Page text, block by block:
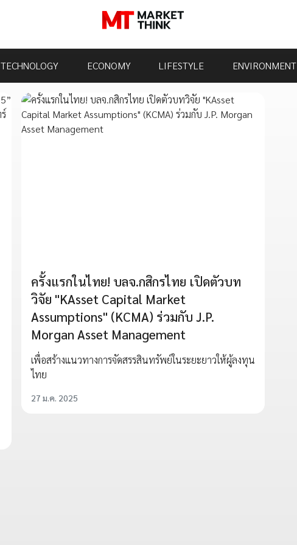
TECHNOLOGY ECONOMY LIFESTYLE ENVIRONMENT
ครั้งแรกในไทย! บลจ.กสิกรไทย เปิดตัวบท
วิจัย "KAsset Capital Market
Assumptions" (KCMA) ร่วมกับ J.P.
Morgan Asset Management
เพื่อสร้างแนวทางการจัดสรรสินทรัพย์ในระยะยาวให้ผู้ลงทุน
ไทย
27 ม.ค. 2025